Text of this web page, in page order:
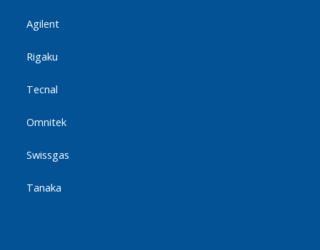
Agilent
Rigaku
Tecnal
Omnitek
Swissgas
Tanaka